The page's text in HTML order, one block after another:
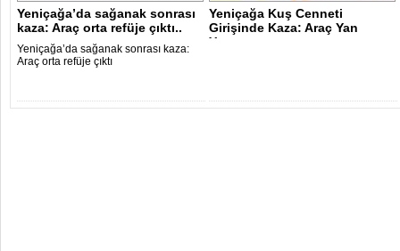
Yeniçağa’da sağanak sonrası
kaza: Araç orta refüje çıktı..
Yeniçağa’da sağanak sonrası kaza:
Araç orta refüje çıktı
Yeniçağa Kuş Cenneti
Girişinde Kaza: Araç Yan
Yattı.